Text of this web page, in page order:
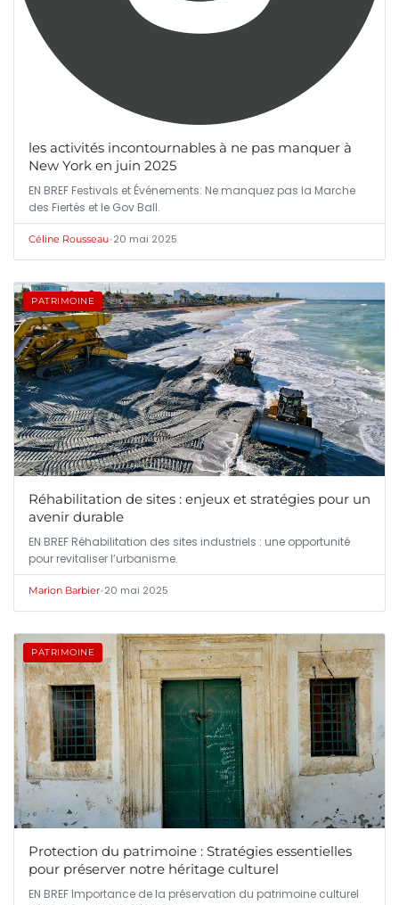
les activités incontournables à ne pas manquer à
New York en juin 2025
EN BREF Festivals et Événements: Ne manquez pas la Marche
des Fiertés et le Gov Ball.
Céline Rousseau•20 mai 2025
PATRIMOINE
Réhabilitation de sites : enjeux et stratégies pour un
avenir durable
EN BREF Réhabilitation des sites industriels : une opportunité
pour revitaliser l’urbanisme.
Marion Barbier•20 mai 2025
PATRIMOINE
Protection du patrimoine : Stratégies essentielles
pour préserver notre héritage culturel
EN BREF Importance de la préservation du patrimoine culturel